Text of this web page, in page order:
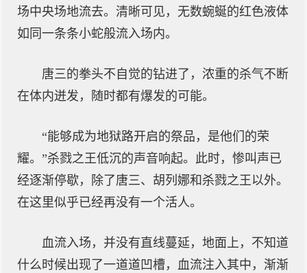
场中央场地流去。清晰可见，无数蜿蜒的红色液体
如同一条条小蛇般流入场内。
唐三的拳头不自觉的钻进了，浓重的杀气不断
在体内迸发，随时都有爆发的可能。
“能够成为地狱路开启的祭品，是他们的荣
耀。”杀戮之王低沉的声音响起。此时，惨叫声已
经逐渐停歇，除了唐三、胡列娜和杀戮之王以外。
在这里似乎已经再没有一个活人。
血流入场，并没有直线蔓延，地面上，不知道
什么时候出现了一道道凹槽，血流注入其中，渐渐